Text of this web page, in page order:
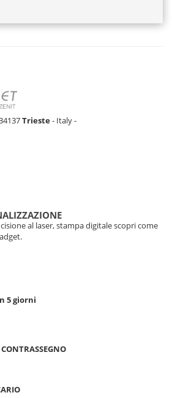
Trieste- Italy -
al laser, stampa digitale scopri come
5 giorni